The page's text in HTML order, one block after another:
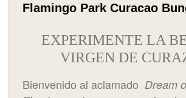
Flamingo Park Curacao
EXPERIMENTE LA
VIRGEN DE
Bienvenido al aclamadoDream